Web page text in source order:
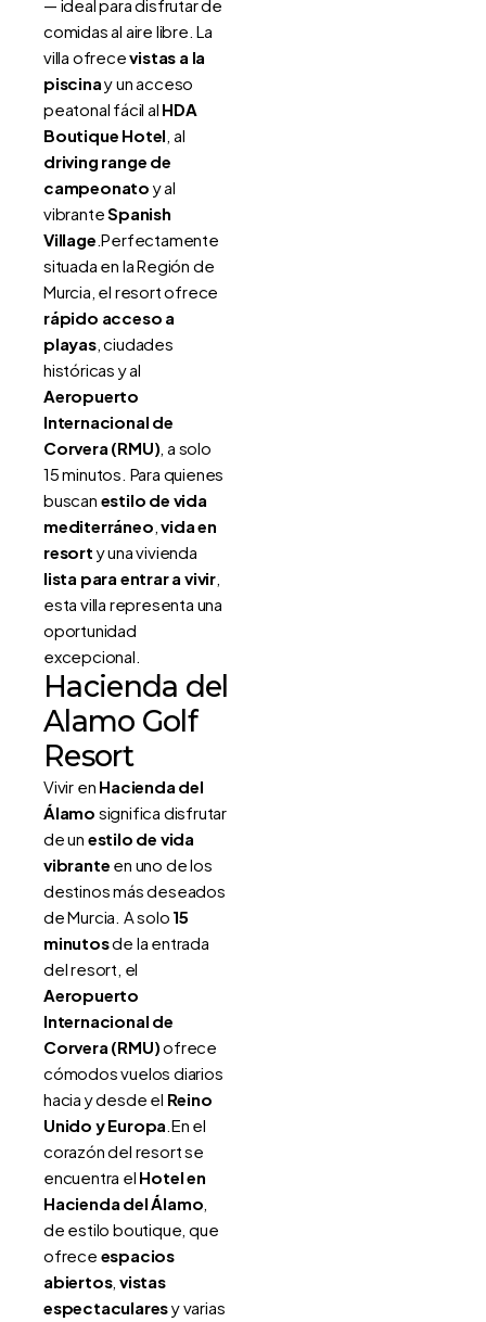
— ideal para disfrutar de
comidas al aire libre. La
villa ofrecevistas a la
piscinay un acceso
peatonal fácil al HDA
Boutique Hotel, al
driving range de
campeonato y al
vibranteSpanish
Village.Perfectamente
situada en la Región de
Murcia, el resort ofrece
rápido acceso a
playas, ciudades
históricas y al
Aeropuerto
Internacional de
Corvera (RMU), a solo
15 minutos. Para quienes
buscan estilo de vida
mediterráneo,vida en
resort y una vivienda
lista para entrar a vivir,
esta villa representa una
oportunidad
excepcional.
Hacienda del
Alamo Golf
Resort
Vivir en Hacienda del
Álamo significa disfrutar
de un estilo de vida
vibrante en uno de los
destinos más deseados
de Murcia. A solo 15
minutosde la entrada
del resort, el
Aeropuerto
Internacional de
Corvera (RMU)ofrece
cómodos vuelos diarios
hacia y desde el Reino
Unido y Europa.En el
corazón del resort se
encuentra el Hotel en
Hacienda del Álamo,
de estilo boutique, que
ofrece espacios
abiertos,vistas
espectacularesy varias